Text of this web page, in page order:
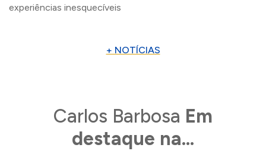
experiências inesquecíveis
+ NOTÍCIAS
Carlos Barbosa Em
destaque na...